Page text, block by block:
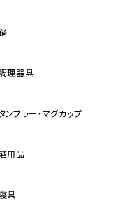
理器具
ンブラー・マグカップ
用品
具